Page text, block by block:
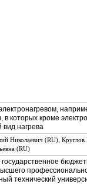
в которых кроме
вид нагрева
Николаевич (RU),
(RU)
технический